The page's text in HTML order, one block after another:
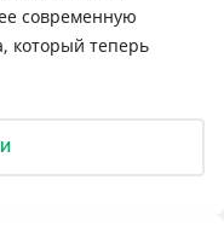
современную
который теперь